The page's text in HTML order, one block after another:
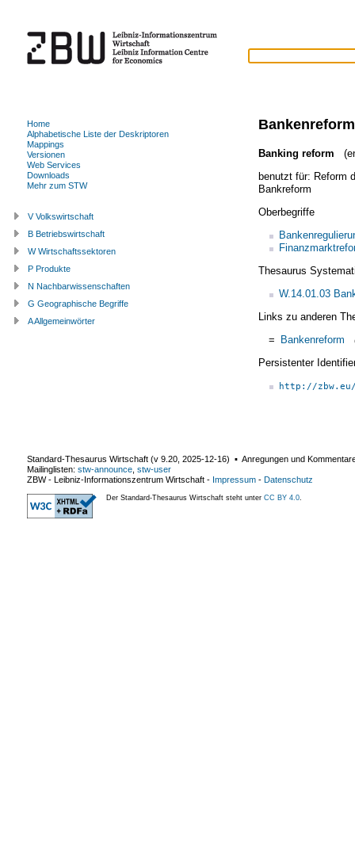
Bankenreform
Banking reform
benutzt für: Reform
Bankreform
Oberbegriffe
Thesaurus
W.14.01.03
Links zu anderen
= Bankenreform
Persistenter
http://
Home
Alphabetische Liste der Deskriptoren
Mappings
Versionen
Web Services
Downloads
Mehr zum STW
V Volkswirtschaft
B Betriebswirtschaft
W Wirtschaftssektoren
P Produkte
N Nachbarwissenschaften
G Geographische Begriffe
A Allgemeinwörter
Standard-Thesaurus Wirtschaft (v 9.20 2025-12-16) ▪ Anregungen und
Mailinglisten: stw-announce stw-user
ZBW - Leibniz-Informationszentrum Wirtschaft - Impressum - Datenschutz
Der Standard-Thesaurus Wirtschaft steht unter CC BY 4.0